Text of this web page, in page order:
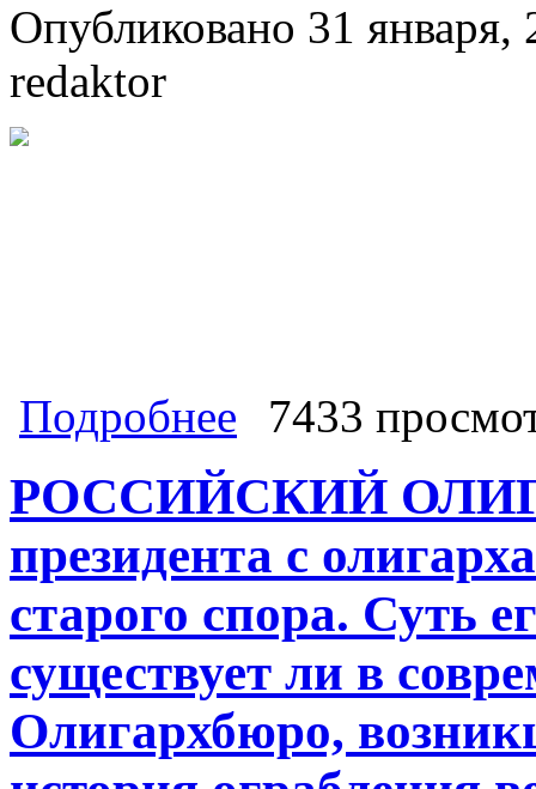
Опубликовано 31 января,
redaktor
Подробнее о Где деньги, которых не хватает
могучей кучки озверевших от
собственном экономическом
7433
РОССИЙСКИЙ
президента с
старого спора. Суть
существует ли в
Олигархбюро,